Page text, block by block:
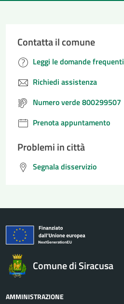
Contatta il comune
Leggi le domande frequenti
Richiedi assistenza
Numero verde 800299507
Prenota appuntamento
Problemi in città
Segnala disservizio
Comune di Siracusa
AMMINISTRAZIONE